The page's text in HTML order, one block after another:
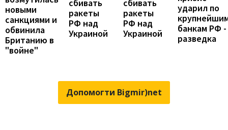
новыми
санкциями и
обвинила
Британию в
"войне"
сбивать
ракеты
РФ над
Украиной
сбивать
ракеты
РФ над
Украиной
ударил по
банкам РФ -
разведка
Допомогти Bigmir)net